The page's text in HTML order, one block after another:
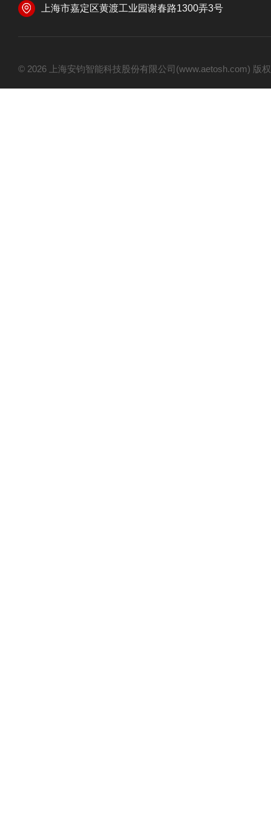
上海市嘉定区黄渡工业园谢春路1300弄3号
© 2026 上海安钧智能科技股份有限公司(www.aetosh.com)